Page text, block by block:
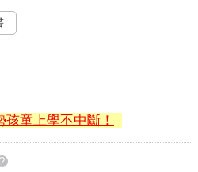
童上學不中斷！
?